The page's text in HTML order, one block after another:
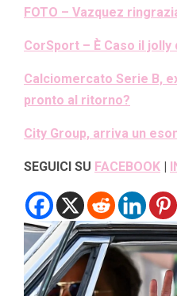
FOTO – Vazquez
CorSport – È Caso il jolly
Calciomercato Serie B,
pronto al ritorno?
City Group, arriva un
SEGUICI SU FACEBOOK